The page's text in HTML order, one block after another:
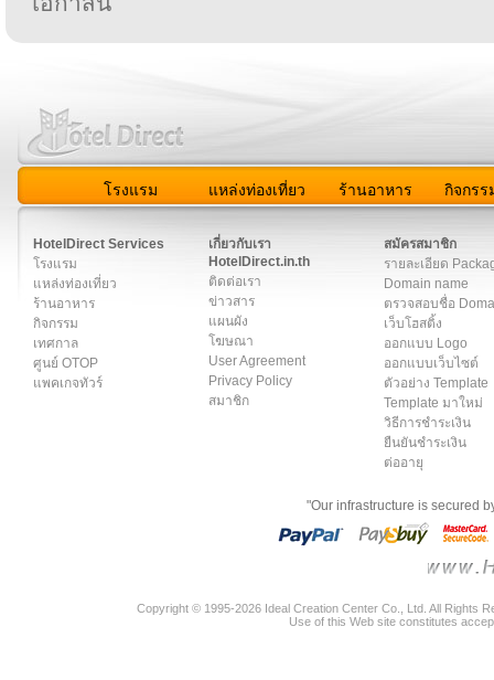
โรงแรม แหล่งท่องเที่ยว ร้านอาหาร กิจกรร
HotelDirect Services
โรงแรม
แหล่งท่องเที่ยว
ร้านอาหาร
กิจกรรม
เทศกาล
ศูนย์ OTOP
แพคเกจทัวร์
เกี่ยวกับเรา
HotelDirect.in.th
ติดต่อเรา
ข่าวสาร
แผนผัง
โฆษณา
User Agreement
Privacy Policy
สมาชิก
สมัครสมาชิก
รายละเอียด
Domain name
ตรวจสอบชื่อ
เว็บโฮสติ้ง
ออกแบบ Logo
ออกแบบเว็บไซต์
ตัวอย่าง Template
Template มาใหม่
วิธีการชำระเงิน
ยืนยันชำระเงิน
ต่ออายุ
"Our infrastructure is secured
Copyright © 1995-2026 Ideal Creation Center Co., Ltd. All Rights
Use of this Web site constitutes